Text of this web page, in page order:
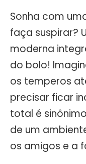
Sonha com
faça suspirar?
moderna
do bolo!
os temperos
precisar ficar
total é
de um
os amigos e a